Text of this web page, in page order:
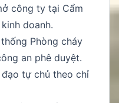
công ty tại Cẩm
doanh.
Phòng cháy
an phê duyệt.
tự chủ theo chỉ